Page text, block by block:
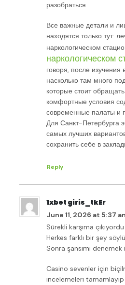
разобраться.
Все важные детали и
находятся только тут:
наркологическом
наркологическом
говоря, после изучения
насколько там много
которые стоит
комфортные условия
современные палаты и
Для Санкт-Петербурга
самых лучших
сохранить себе в
Reply
1xbet giris_tkEr
June 11, 2026 at 5:37
Sürekli karşıma
Herkes farklı bir şey
Sonra şansımı
Casino sevenler için
incelemeleri